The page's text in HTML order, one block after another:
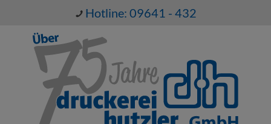
Hotline: 09641 - 432